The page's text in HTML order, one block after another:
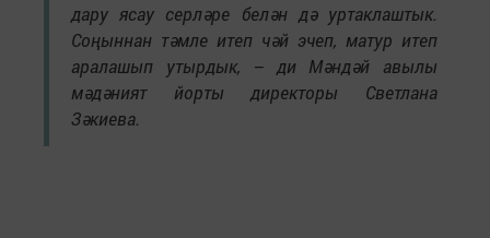
дару ясау серләре белән дә уртаклаштык.
Соңыннан тәмле итеп чәй эчеп, матур итеп
аралашып утырдык, – ди Мәндәй авылы
мәдәният йорты директоры Светлана
Зәкиева.